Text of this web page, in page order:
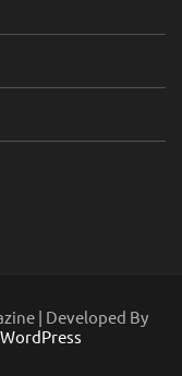
| Developed By
WordPress